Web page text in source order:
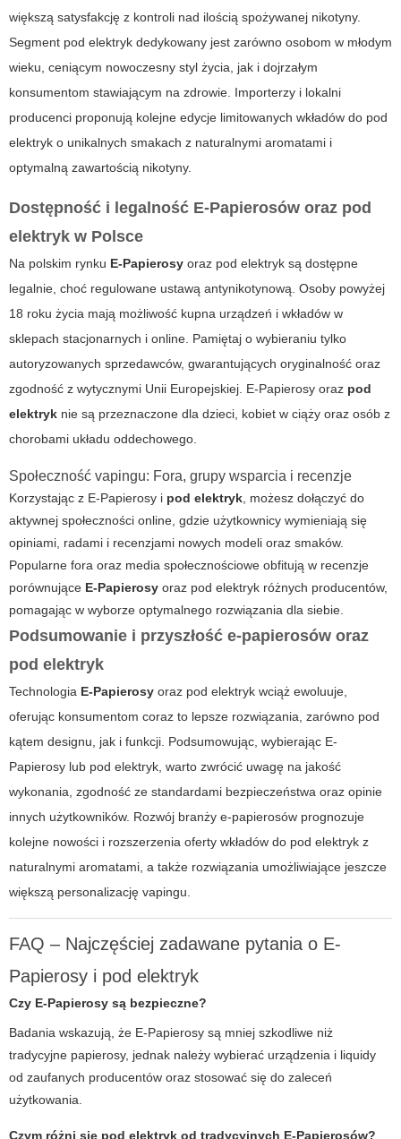
większą satysfakcję z kontroli nad ilością spożywanej nikotyny.
Segment pod elektryk dedykowany jest zarówno osobom w młodym
wieku, ceniącym nowoczesny styl życia, jak i dojrzałym
konsumentom stawiającym na zdrowie. Importerzy i lokalni
producenci proponują kolejne edycje limitowanych wkładów do pod
elektryk o unikalnych smakach z naturalnymi aromatami i
optymalną zawartością nikotyny.
Dostępność i legalność E-Papierosów oraz pod
elektryk w Polsce
Na polskim rynku E-Papierosy oraz pod elektryk są dostępne
legalnie, choć regulowane ustawą antynikotynową. Osoby powyżej
18 roku życia mają możliwość kupna urządzeń i wkładów w
sklepach stacjonarnych i online. Pamiętaj o wybieraniu tylko
autoryzowanych sprzedawców, gwarantujących oryginalność oraz
zgodność z wytycznymi Unii Europejskiej. E-Papierosy oraz pod
elektryk nie są przeznaczone dla dzieci, kobiet w ciąży oraz osób z
chorobami układu oddechowego.
Społeczność vapingu: Fora, grupy wsparcia i recenzje
Korzystając z E-Papierosy i pod elektryk , możesz dołączyć do
aktywnej społeczności online, gdzie użytkownicy wymieniają się
opiniami, radami i recenzjami nowych modeli oraz smaków.
Popularne fora oraz media społecznościowe obfitują w recenzje
porównujące E-Papierosy oraz pod elektryk różnych producentów,
pomagając w wyborze optymalnego rozwiązania dla siebie.
Podsumowanie i przyszłość e-papierosów oraz
pod elektryk
Technologia E-Papierosy oraz pod elektryk wciąż ewoluuje,
oferując konsumentom coraz to lepsze rozwiązania, zarówno pod
kątem designu, jak i funkcji. Podsumowując, wybierając E-
Papierosy lub pod elektryk, warto zwrócić uwagę na jakość
wykonania, zgodność ze standardami bezpieczeństwa oraz opinie
innych użytkowników. Rozwój branży e-papierosów prognozuje
kolejne nowości i rozszerzenia oferty wkładów do pod elektryk z
naturalnymi aromatami, a także rozwiązania umożliwiające jeszcze
większą personalizację vapingu.
FAQ – Najczęściej zadawane pytania o E-
Papierosy i pod elektryk
Czy E-Papierosy są bezpieczne?
Badania wskazują, że E-Papierosy są mniej szkodliwe niż
tradycyjne papierosy, jednak należy wybierać urządzenia i liquidy
od zaufanych producentów oraz stosować się do zaleceń
użytkowania.
Czym różni się pod elektryk od tradycyjnych E-Papierosów?